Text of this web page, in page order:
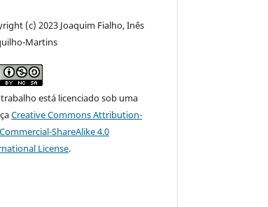
(c) 2023 Joaquim Fialho, Inês
Martins
trabalho está licenciado sob uma
Creative Commons Attribution-
ShareAlike 4.0
License.